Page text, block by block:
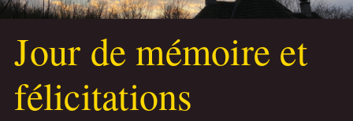
Jour de mémoire et
félicitations